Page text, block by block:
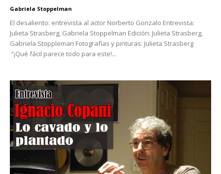
Gabriela Stoppelman
El desaliento: entrevista al actor Norberto Gonzalo Entrevista:
Julieta Strasberg, Gabriela Stoppelman Edición: Julieta Strasberg,
Gabriela Stoppleman Fotografías y pinturas: Julieta Strasberg
“¡Qué fácil parece todo para este!...